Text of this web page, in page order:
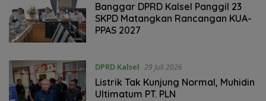
Banggar DPRD Kalsel Panggil 23
SKPD Matangkan Rancangan KUA-
PPAS 2027
DPRD Kalsel 29 Juli 2026
‎Listrik Tak Kunjung Normal, Muhidin
Ultimatum PT. PLN